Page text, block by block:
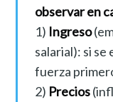
observar en
1) Ingreso
salarial): si
fuerza
2) Precios